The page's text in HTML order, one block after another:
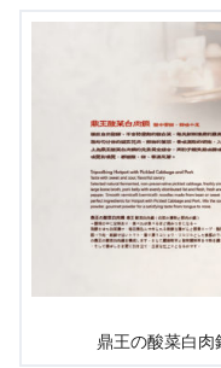
鼎王の酸菜白肉